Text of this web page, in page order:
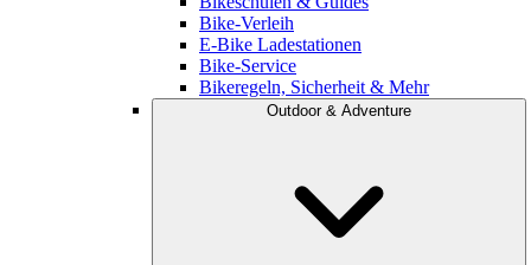
Bike-Verleih
E-Bike Ladestationen
Bike-Service
Bikeregeln, Sicherheit & Mehr
Outdoor & Adventure